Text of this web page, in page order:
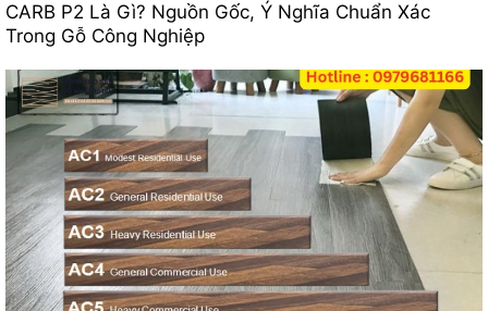
CARB P2 Là Gì? Nguồn Gốc, Ý Nghĩa Chuẩn Xác
Trong Gỗ Công Nghiệp